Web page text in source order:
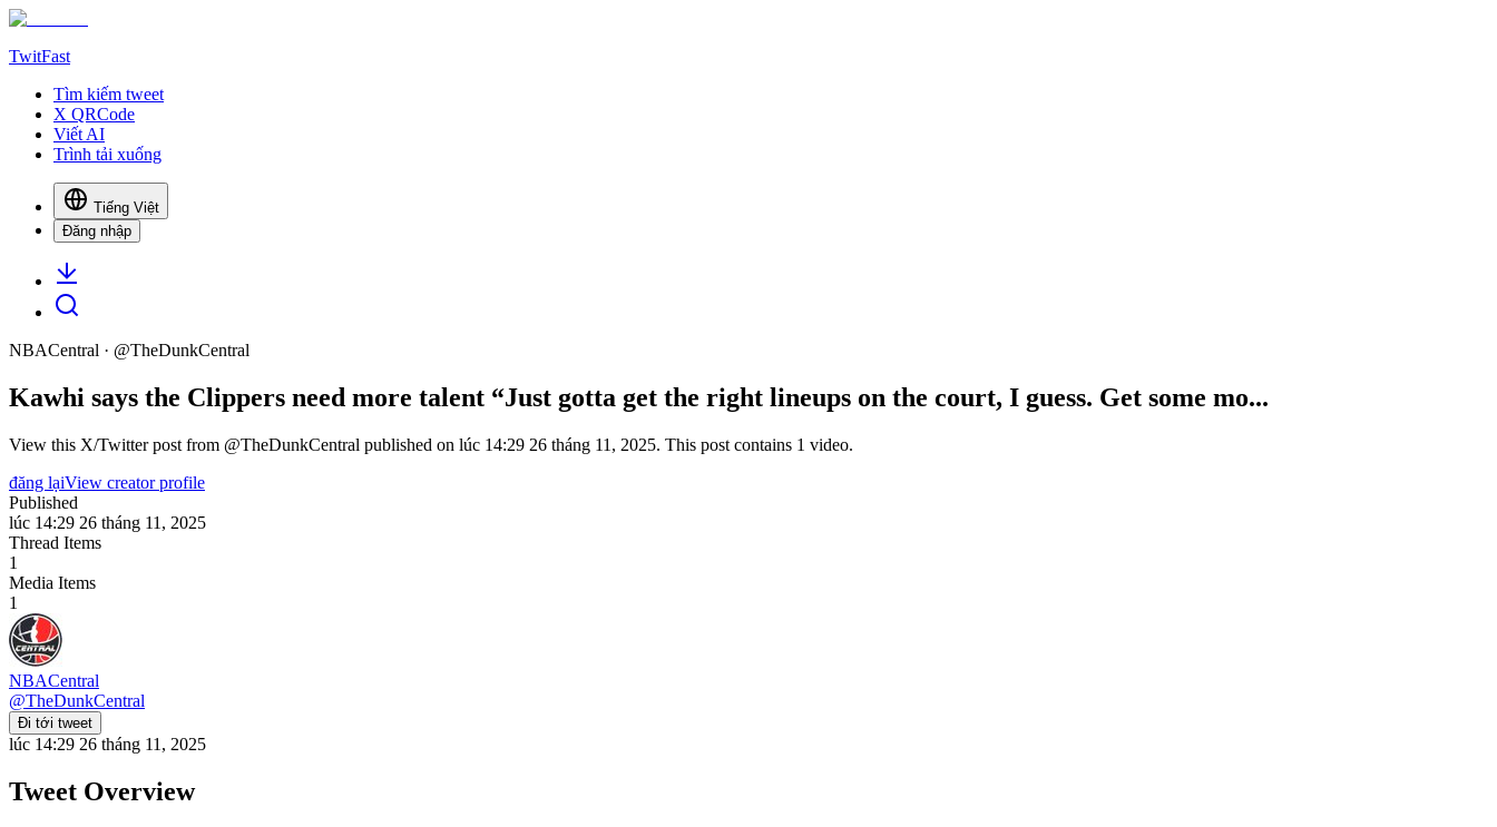
TwitFast
Tìm kiếm tweet
X QRCode
Viết AI
Trình tải xuống
Tiếng Việt
Đăng nhập
NBACentral · @TheDunkCentral
Kawhi says the Clippers need more talent “Just gotta get the right lineups on the court, I guess. Get some mo...
View this X/Twitter post from @TheDunkCentral published on lúc 14:29 26 tháng 11, 2025. This post contains 1 video.
đăng lạiView creator profile
Published
lúc 14:29 26 tháng 11, 2025
Thread Items
1
Media Items
1
NBACentral
@TheDunkCentral
Đi tới tweet
lúc 14:29 26 tháng 11, 2025
Tweet Overview